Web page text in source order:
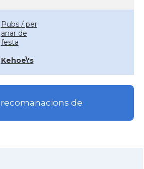
Pubs / per
anar de
festa
Kehoe\'s
recomanacions de